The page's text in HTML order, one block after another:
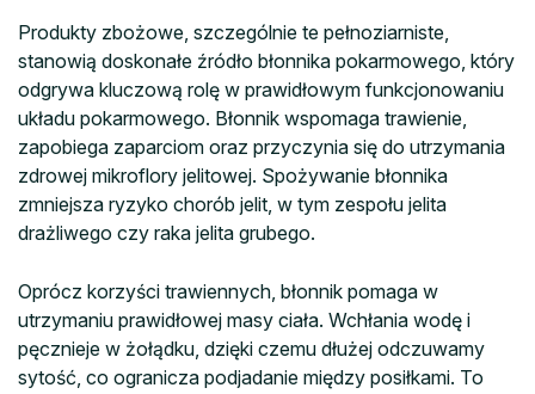
Produkty zbożowe, szczególnie te pełnoziarniste,
stanowią doskonałe źródło błonnika pokarmowego, który
odgrywa kluczową rolę w prawidłowym funkcjonowaniu
układu pokarmowego. Błonnik wspomaga trawienie,
zapobiega zaparciom oraz przyczynia się do utrzymania
zdrowej mikroflory jelitowej. Spożywanie błonnika
zmniejsza ryzyko chorób jelit, w tym zespołu jelita
drażliwego czy raka jelita grubego.
Oprócz korzyści trawiennych, błonnik pomaga w
utrzymaniu prawidłowej masy ciała. Wchłania wodę i
pęcznieje w żołądku, dzięki czemu dłużej odczuwamy
sytość, co ogranicza podjadanie między posiłkami. To